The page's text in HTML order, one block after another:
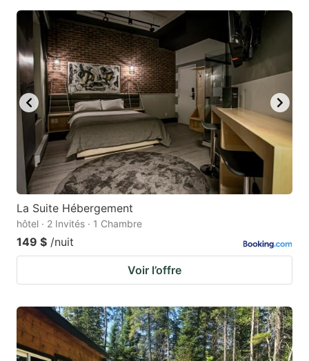
La Suite Hébergement
hôtel · 2 Invités · 1 Chambre
149 $ /nuit
Voir l’offre